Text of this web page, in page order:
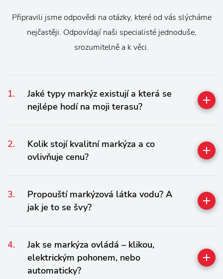
Připravili jsme odpovědi na otázky, které od vás slýcháme
nejčastěji. Odpovídají naši specialisté jednoduše,
srozumitelně a k věci.
Jaké typy markýz existují a která se
nejlépe hodí na moji terasu?
Kolik stojí kvalitní markýza a co
ovlivňuje cenu?
Propouští markýzová látka vodu? A
jak je to se švy?
Jak se markýza ovládá – klikou,
elektrickým pohonem, nebo
automaticky?